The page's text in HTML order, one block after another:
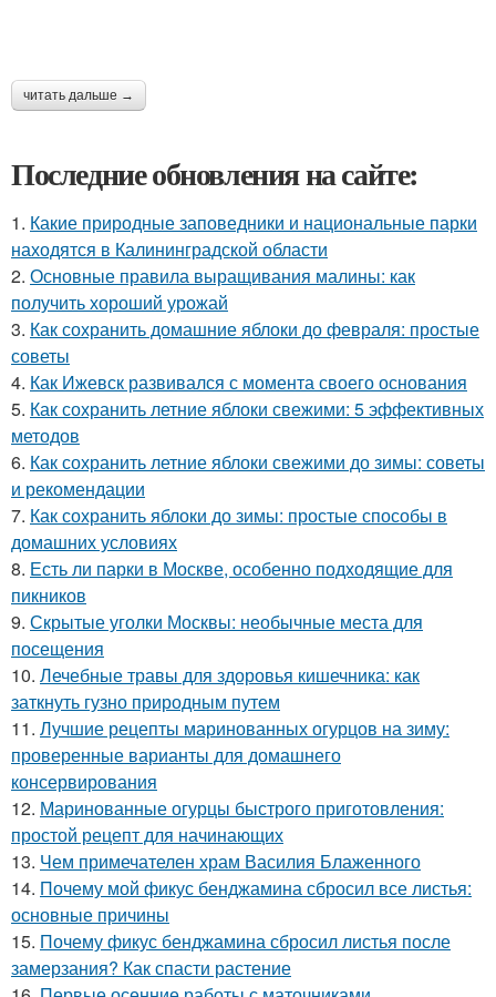
читать дальше →
Последние обновления на сайте:
1. Какие природные заповедники и национальные парки
находятся в Калининградской области
2. Основные правила выращивания малины: как
получить хороший урожай
3. Как сохранить домашние яблоки до февраля: простые
советы
4. Как Ижевск развивался с момента своего основания
5. Как сохранить летние яблоки свежими: 5 эффективных
методов
6. Как сохранить летние яблоки свежими до зимы: советы
и рекомендации
7. Как сохранить яблоки до зимы: простые способы в
домашних условиях
8. Есть ли парки в Москве, особенно подходящие для
пикников
9. Скрытые уголки Москвы: необычные места для
посещения
10. Лечебные травы для здоровья кишечника: как
заткнуть гузно природным путем
11. Лучшие рецепты маринованных огурцов на зиму:
проверенные варианты для домашнего
консервирования
12. Маринованные огурцы быстрого приготовления:
простой рецепт для начинающих
13. Чем примечателен храм Василия Блаженного
14. Почему мой фикус бенджамина сбросил все листья:
основные причины
15. Почему фикус бенджамина сбросил листья после
замерзания? Как спасти растение